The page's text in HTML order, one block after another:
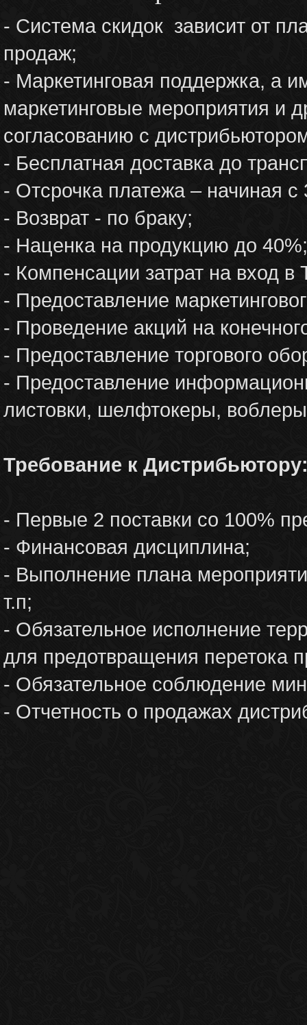
- Система скидок зависит от
продаж;
- Маркетинговая поддержка, а
маркетинговые мероприятия и
согласованию с
- Бесплатная доставка до
- Отсрочка платежа – начиная с
- Возврат - по браку;
- Наценка на продукцию до 40%;
- Компенсации затрат на вход
- Предоставление
- Проведение акций на
- Предоставление торгового
- Предоставление
листовки, шелфтокеры,
Требование к
- Первые 2 поставки со 100%
- Финансовая дисциплина;
- Выполнение плана
т.п;
- Обязательное исполнение
для предотвращения перетока
- Обязательное соблюдение
- Отчетность о продажах